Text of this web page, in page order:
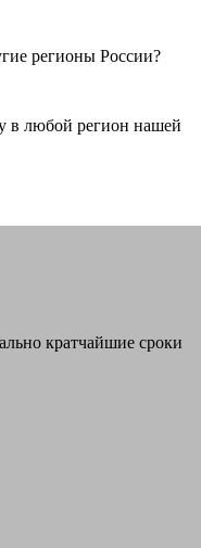
регионы России?
в любой регион нашей
кратчайшие сроки